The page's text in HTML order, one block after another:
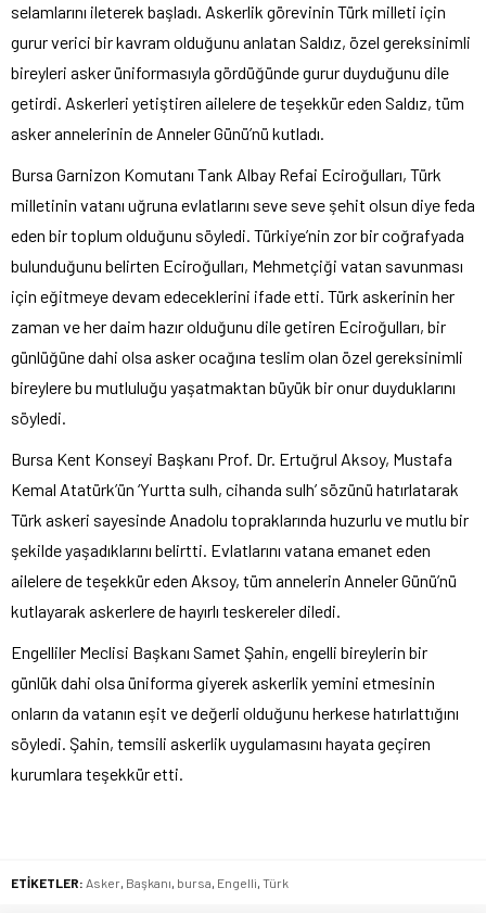
selamlarını ileterek başladı. Askerlik görevinin Türk milleti için
gurur verici bir kavram olduğunu anlatan Saldız, özel gereksinimli
bireyleri asker üniformasıyla gördüğünde gurur duyduğunu dile
getirdi. Askerleri yetiştiren ailelere de teşekkür eden Saldız, tüm
asker annelerinin de Anneler Günü’nü kutladı.
Bursa Garnizon Komutanı Tank Albay Refai Eciroğulları, Türk
milletinin vatanı uğruna evlatlarını seve seve şehit olsun diye feda
eden bir toplum olduğunu söyledi. Türkiye’nin zor bir coğrafyada
bulunduğunu belirten Eciroğulları, Mehmetçiği vatan savunması
için eğitmeye devam edeceklerini ifade etti. Türk askerinin her
zaman ve her daim hazır olduğunu dile getiren Eciroğulları, bir
günlüğüne dahi olsa asker ocağına teslim olan özel gereksinimli
bireylere bu mutluluğu yaşatmaktan büyük bir onur duyduklarını
söyledi.
Bursa Kent Konseyi Başkanı Prof. Dr. Ertuğrul Aksoy, Mustafa
Kemal Atatürk’ün ‘Yurtta sulh, cihanda sulh’ sözünü hatırlatarak
Türk askeri sayesinde Anadolu topraklarında huzurlu ve mutlu bir
şekilde yaşadıklarını belirtti. Evlatlarını vatana emanet eden
ailelere de teşekkür eden Aksoy, tüm annelerin Anneler Günü’nü
kutlayarak askerlere de hayırlı teskereler diledi.
Engelliler Meclisi Başkanı Samet Şahin, engelli bireylerin bir
günlük dahi olsa üniforma giyerek askerlik yemini etmesinin
onların da vatanın eşit ve değerli olduğunu herkese hatırlattığını
söyledi. Şahin, temsili askerlik uygulamasını hayata geçiren
kurumlara teşekkür etti.
ETİKETLER: Asker, Başkanı, bursa, Engelli, Türk